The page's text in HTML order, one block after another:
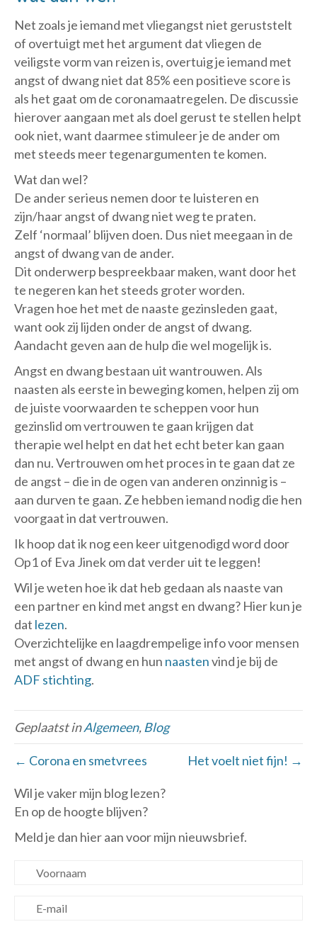
Net zoals je iemand met vliegangst niet geruststelt
of overtuigt met het argument dat vliegen de
veiligste vorm van reizen is, overtuig je iemand met
angst of dwang niet dat 85% een positieve score is
als het gaat om de coronamaatregelen. De discussie
hierover aangaan met als doel gerust te stellen helpt
ook niet, want daarmee stimuleer je de ander om
met steeds meer tegenargumenten te komen.
Wat dan wel?
De ander serieus nemen door te luisteren en
zijn/haar angst of dwang niet weg te praten.
Zelf ‘normaal’ blijven doen. Dus niet meegaan in de
angst of dwang van de ander.
Dit onderwerp bespreekbaar maken, want door het
te negeren kan het steeds groter worden.
Vragen hoe het met de naaste gezinsleden gaat,
want ook zij lijden onder de angst of dwang.
Aandacht geven aan de hulp die wel mogelijk is.
Angst en dwang bestaan uit wantrouwen. Als
naasten als eerste in beweging komen, helpen zij om
de juiste voorwaarden te scheppen voor hun
gezinslid om vertrouwen te gaan krijgen dat
therapie wel helpt en dat het echt beter kan gaan
dan nu. Vertrouwen om het proces in te gaan dat ze
de angst – die in de ogen van anderen onzinnig is –
aan durven te gaan. Ze hebben iemand nodig die hen
voorgaat in dat vertrouwen.
Ik hoop dat ik nog een keer uitgenodigd word door
Op1 of Eva Jinek om dat verder uit te leggen!
Wil je weten hoe ik dat heb gedaan als naaste van
een partner en kind met angst en dwang? Hier kun je
dat lezen.
Overzichtelijke en laagdrempelige info voor mensen
met angst of dwang en hun naastenvind je bij de
ADF stichting.
Geplaatst inAlgemeen,Blog
← Corona en smetvrees Het voelt niet fijn! →
Wil je vaker mijn blog lezen?
En op de hoogte blijven?
Meld je dan hier aan voor mijn nieuwsbrief.